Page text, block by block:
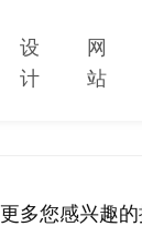
设
计
网
站
更多您感兴趣